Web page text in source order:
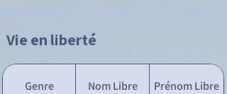
Vie en liberté
Genre Nom Libre Prénom Libre